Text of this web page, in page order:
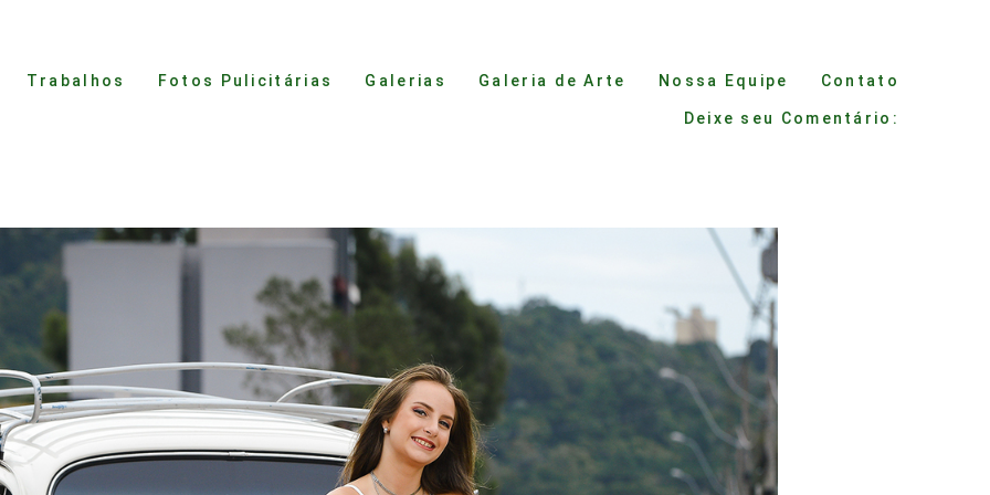
Trabalhos Fotos Pulicitárias Galerias Galeria de Arte Nossa Equipe Contato
Deixe seu Comentário: